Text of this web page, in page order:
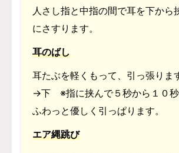
人さし指と中指の間で耳を下から
にさすります。
耳のばし
耳たぶを軽くもって、引っ張り
→下 ※指に挟んで５秒から１０秒
ふわっと優しく引っぱります。
エア縄跳び